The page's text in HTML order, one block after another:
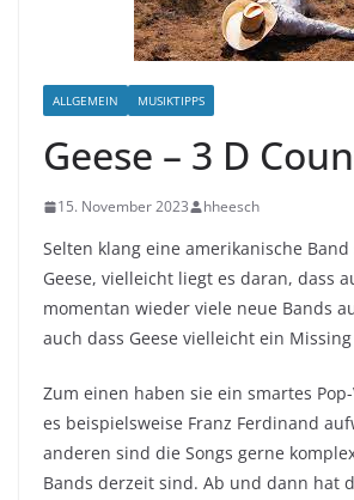
ALLGEMEIN MUSIKTIPPS
Geese – 3 D
15. November 2023 hheesch
Selten klang eine amerikanische
Geese, vielleicht liegt es daran, dass
momentan wieder viele neue Bands
auch dass Geese vielleicht ein
Zum einen haben sie ein smartes
es beispielsweise Franz Ferdinand
anderen sind die Songs gerne
Bands derzeit sind. Ab und dann hat